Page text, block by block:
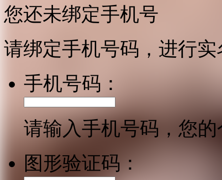
您还未绑定手机号
请绑定手机号码，进行
手机号码：
请输入手机号码，您
图形验证码：